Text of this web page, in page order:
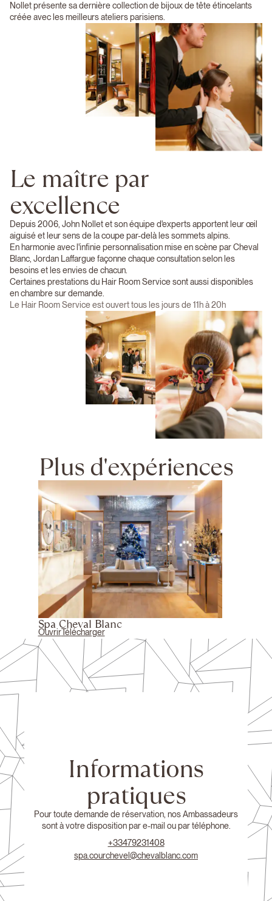
Nollet présente sa dernière collection de bijoux de tête étincelants
créée avec les meilleurs ateliers parisiens.
Le maître par
excellence
Depuis 2006, John Nollet et son équipe d'experts apportent leur œil
aiguisé et leur sens de la coupe par-delà les sommets alpins.
En harmonie avec l'infinie personnalisation mise en scène par Cheval
Blanc, Jordan Laffargue façonne chaque consultation selon les
besoins et les envies de chacun.
Certaines prestations du Hair Room Service sont aussi disponibles
en chambre sur demande.
Le Hair Room Service est ouvert tous les jours de 11h à 20h
Maintenir pour visionner l'interview de John Nollet
Plus d'expériences
Spa Cheval Blanc
OuvrirTélécharger
Informations
pratiques
Pour toute demande de réservation, nos Ambassadeurs
sont à votre disposition par e-mail ou par téléphone.
+33479231408
spa.courchevel@chevalblanc.com